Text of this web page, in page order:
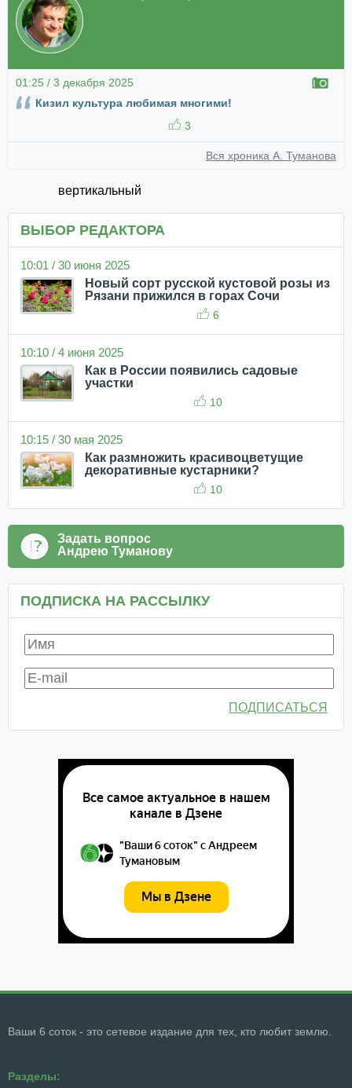
01:25 / 3 декабря 2025
Кизил культура любимая многими!
3
Вся хроника А. Туманова
вертикальный
ВЫБОР РЕДАКТОРА
10:01 / 30 июня 2025
Новый сорт русской кустовой розы из
Рязани прижился в горах Сочи
6
10:10 / 4 июня 2025
Как в России появились садовые
участки
10
10:15 / 30 мая 2025
Как размножить красивоцветущие
декоративные кустарники?
10
Задать вопрос
Андрею Туманову
ПОДПИСКА НА РАССЫЛКУ
ПОДПИСАТЬСЯ
Ваши 6 соток - это сетевое издание для тех, кто любит землю.
Разделы: